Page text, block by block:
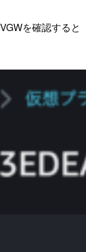
を確認すると